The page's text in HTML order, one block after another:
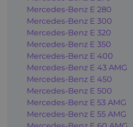
Mercedes-Benz E 280
Mercedes-Benz E 300
Mercedes-Benz E 320
Mercedes-Benz E 350
Mercedes-Benz E 400
Mercedes-Benz E 43 AMG
Mercedes-Benz E 450
Mercedes-Benz E 500
Mercedes-Benz E 53 AMG
Mercedes-Benz E 55 AMG